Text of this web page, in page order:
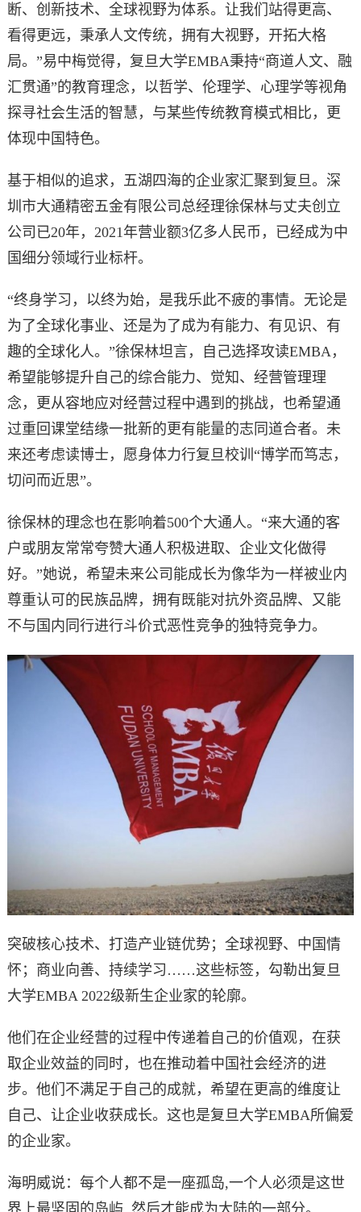
断、创新技术、全球视野为体系。让我们站得更高、
看得更远，秉承人文传统，拥有大视野，开拓大格
局。”易中梅觉得，复旦大学EMBA秉持“商道人文、融
汇贯通”的教育理念，以哲学、伦理学、心理学等视角
探寻社会生活的智慧，与某些传统教育模式相比，更
体现中国特色。
基于相似的追求，五湖四海的企业家汇聚到复旦。深
圳市大通精密五金有限公司总经理徐保林与丈夫创立
公司已20年，2021年营业额3亿多人民币，已经成为中
国细分领域行业标杆。
“终身学习，以终为始，是我乐此不疲的事情。无论是
为了全球化事业、还是为了成为有能力、有见识、有
趣的全球化人。”徐保林坦言，自己选择攻读EMBA，
希望能够提升自己的综合能力、觉知、经营管理理
念，更从容地应对经营过程中遇到的挑战，也希望通
过重回课堂结缘一批新的更有能量的志同道合者。未
来还考虑读博士，愿身体力行复旦校训“博学而笃志，
切问而近思”。
徐保林的理念也在影响着500个大通人。“来大通的客
户或朋友常常夸赞大通人积极进取、企业文化做得
好。”她说，希望未来公司能成长为像华为一样被业内
尊重认可的民族品牌，拥有既能对抗外资品牌、又能
不与国内同行进行斗价式恶性竞争的独特竞争力。
突破核心技术、打造产业链优势；全球视野、中国情
怀；商业向善、持续学习……这些标签，勾勒出复旦
大学EMBA 2022级新生企业家的轮廓。
他们在企业经营的过程中传递着自己的价值观，在获
取企业效益的同时，也在推动着中国社会经济的进
步。他们不满足于自己的成就，希望在更高的维度让
自己、让企业收获成长。这也是复旦大学EMBA所偏爱
的企业家。
海明威说：每个人都不是一座孤岛,一个人必须是这世